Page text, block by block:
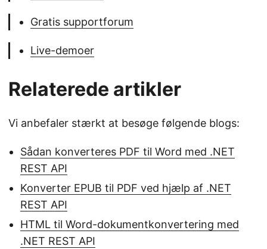
Gratis supportforum
Live-demoer
Relaterede artikler
Vi anbefaler stærkt at besøge følgende blogs:
Sådan konverteres PDF til Word med .NET
REST API
Konverter EPUB til PDF ved hjælp af .NET
REST API
HTML til Word-dokumentkonvertering med
.NET REST API